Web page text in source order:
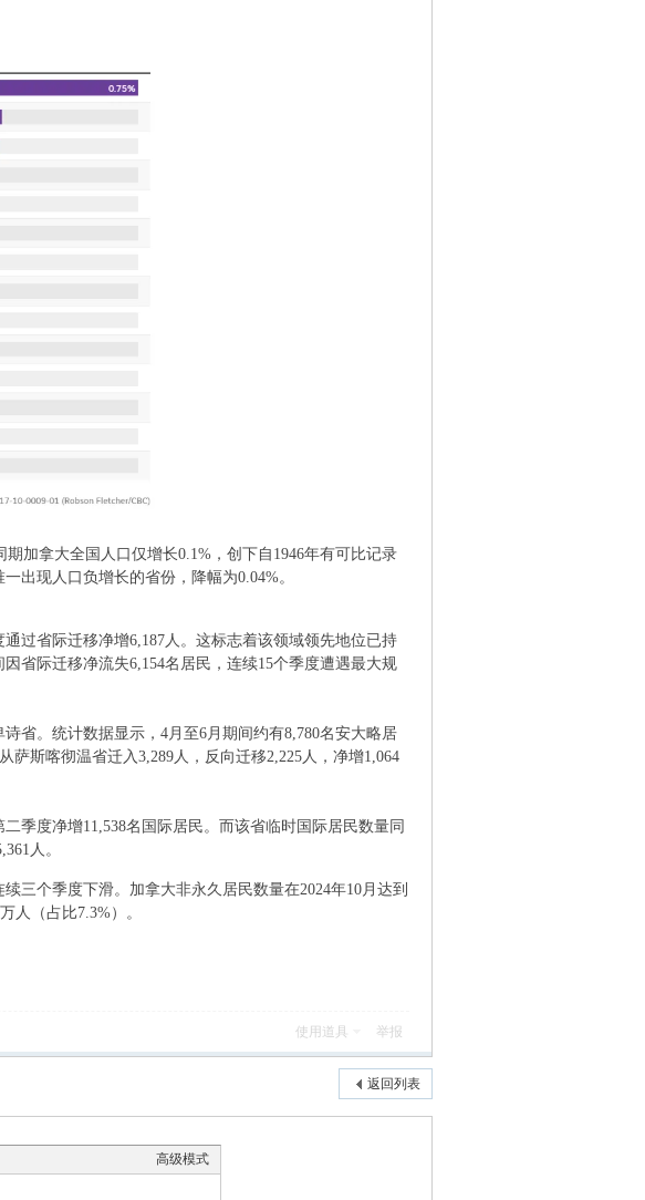
加拿大全国人口仅增长0.1%，创下自1946年有可比记录
出现人口负增长的省份，降幅为0.04%。
过省际迁移净增6,187人。这标志着该领域领先地位已持
省际迁移净流失6,154名居民，连续15个季度遭遇最大规
省。统计数据显示，4月至6月期间约有8,780名安大略居
萨斯喀彻温省迁入3,289人，反向迁移2,225人，净增1,064
季度净增11,538名国际居民。而该省临时国际居民数量同
人。
三个季度下滑。加拿大非永久居民数量在2024年10月达到
人（占比7.3%）。
使用道具 举报
返回列表
高级模式